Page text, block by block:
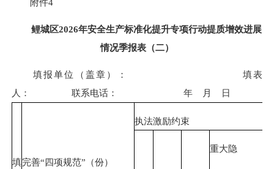
鲤城区2026年安全生产标准化提升专项行动提质增效进展
情况季报表（二）
填报单位（盖章）： 填表
人： 联系电话： 年 月 日
填完善“四项规范”（份）
执法激励约束
重大隐